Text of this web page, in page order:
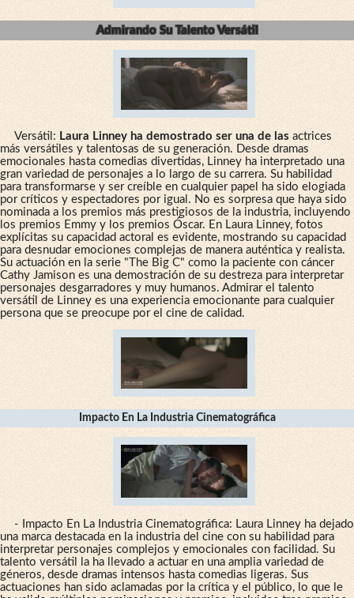
Admirando Su Talento Versátil
Versátil: Laura Linney ha demostrado ser una de las actrices
más versátiles y talentosas de su generación. Desde dramas
emocionales hasta comedias divertidas, Linney ha interpretado una
gran variedad de personajes a lo largo de su carrera. Su habilidad
para transformarse y ser creíble en cualquier papel ha sido elogiada
por críticos y espectadores por igual. No es sorpresa que haya sido
nominada a los premios más prestigiosos de la industria, incluyendo
los premios Emmy y los premios Óscar. En Laura Linney, fotos
explícitas su capacidad actoral es evidente, mostrando su capacidad
para desnudar emociones complejas de manera auténtica y realista.
Su actuación en la serie "The Big C" como la paciente con cáncer
Cathy Jamison es una demostración de su destreza para interpretar
personajes desgarradores y muy humanos. Admirar el talento
versátil de Linney es una experiencia emocionante para cualquier
persona que se preocupe por el cine de calidad.
Impacto En La Industria Cinematográfica
- Impacto En La Industria Cinematográfica: Laura Linney ha dejado
una marca destacada en la industria del cine con su habilidad para
interpretar personajes complejos y emocionales con facilidad. Su
talento versátil la ha llevado a actuar en una amplia variedad de
géneros, desde dramas intensos hasta comedias ligeras. Sus
actuaciones han sido aclamadas por la crítica y el público, lo que le